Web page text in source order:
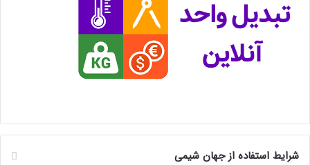
شرایط استفاده از جهان شیمی